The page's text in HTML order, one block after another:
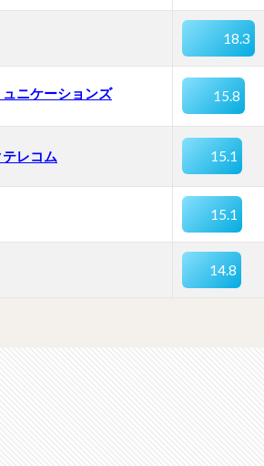
18.3
ニケーションズ 15.8
レコム 15.1
15.1
14.8